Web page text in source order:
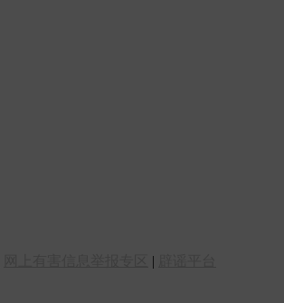
|